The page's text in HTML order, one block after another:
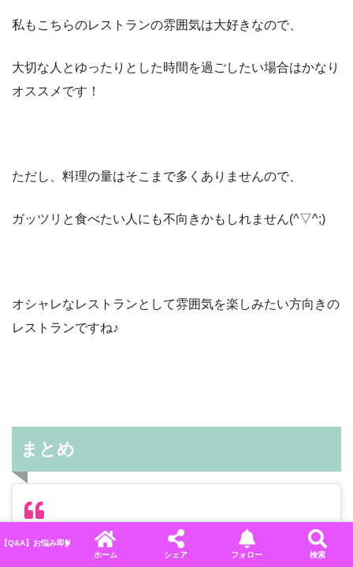
私もこちらのレストランの雰囲気は大好きなので、
大切な人とゆったりとした時間を過ごしたい場合はかなり
オススメです！
ただし、料理の量はそこまで多くありませんので、
ガッツリと食べたい人にも不向きかもしれません(^▽^;)
オシャレなレストランとして雰囲気を楽しみたい方向きの
レストランですね♪
まとめ
【Q&A】お悩み即解決！ディズニーに関するよくある質問＆回答まとめ
ホーム
シェア フォロー 検索